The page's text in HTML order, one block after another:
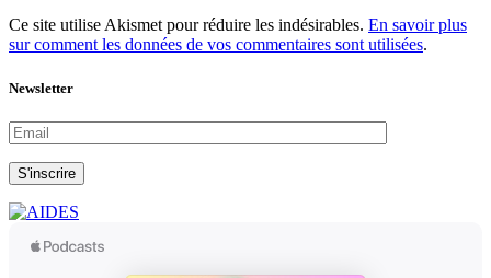
Ce site utilise Akismet pour réduire les indésirables. En savoir plus
sur comment les données de vos commentaires sont utilisées.
Newsletter
S'inscrire